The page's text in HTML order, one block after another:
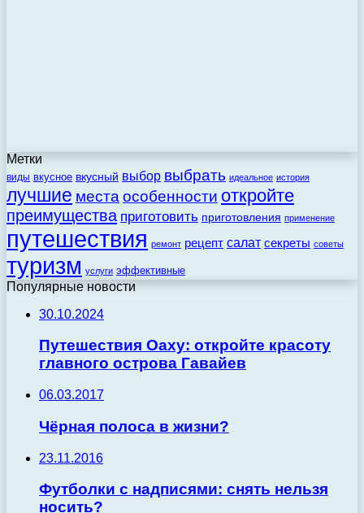
Метки
виды вкусное вкусный выбор выбрать идеальное история
лучшие места особенности откройте
преимущества приготовить приготовления применение
путешествия ремонт рецепт салат секреты советы
туризм услуги эффективные
Популярные новости
30.10.2024
Путешествия Оаху: откройте красоту
главного острова Гавайев
06.03.2017
Чёрная полоса в жизни?
23.11.2016
Футболки с надписями: снять нельзя
носить?